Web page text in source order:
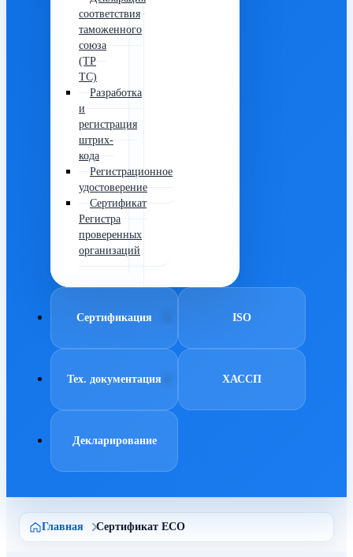
соответствия
таможенного
союза
(ТР
ТС)
Разработка
и
регистрация
штрих-
кода
Регистрационное
удостоверение
Сертификат
Регистра
проверенных
организаций
Сертификация ISO
Тех. документация ХАССП
Декларирование
Главная Сертификат ECO